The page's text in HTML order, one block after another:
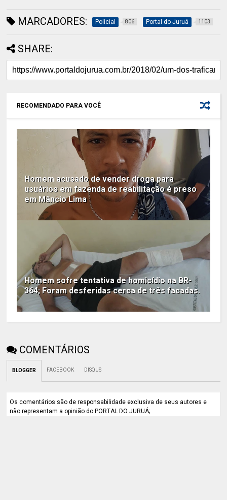
MARCADORES: Policial 806 Portal do Juruá 1103
SHARE:
RECOMENDADO PARA VOCÊ
Homem acusado de vender droga para
usuários em fazenda de reabilitação é preso
em Mâncio Lima
Homem sofre tentativa de homicídio na BR-
364; Foram desferidas cerca de três facadas.
COMENTÁRIOS
BLOGGER FACEBOOK DISQUS
Os comentários são de responsabilidade exclusiva de seus autores e
não representam a opinião do PORTAL DO JURUÁ;